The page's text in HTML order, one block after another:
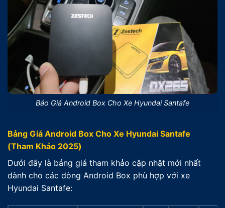
Báo Giá Android Box Cho Xe Hyundai Santafe
Bảng Giá Android Box Cho Xe Hyundai Santafe
(Tham Khảo 2025)
Dưới đây là bảng giá tham khảo cập nhật mới nhất
dành cho các dòng Android Box phù hợp với xe
Hyundai Santafe: